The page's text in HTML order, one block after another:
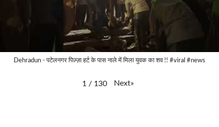
Dehradun - पटेलनगर पिज़्ज़ा हर्ट के पास नाले में मिला युवक का शव !! #viral #news
1 / 130 Next»